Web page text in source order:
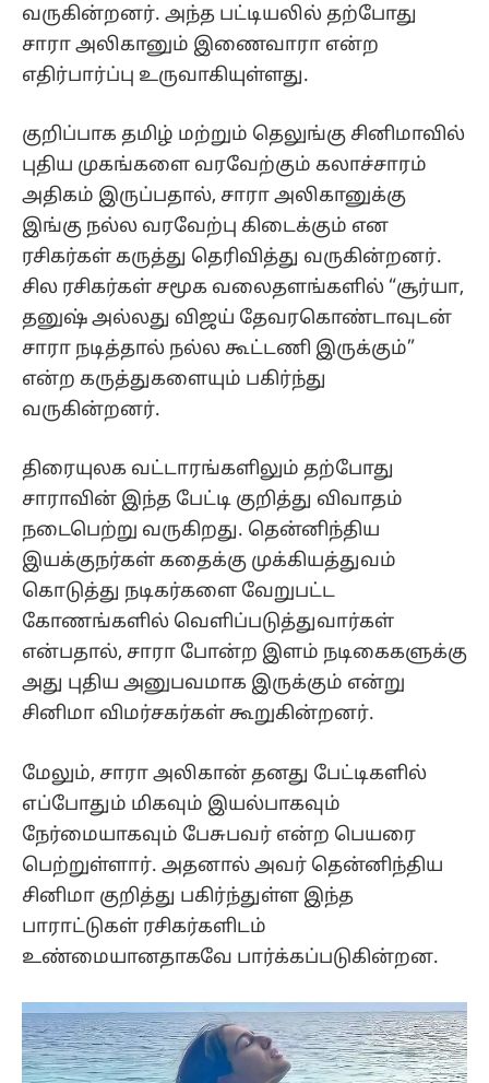
வருகின்றனர். அந்த பட்டியலில் தற்போது
சாரா அலிகானும் இணைவாரா என்ற
எதிர்பார்ப்பு உருவாகியுள்ளது.
குறிப்பாக தமிழ் மற்றும் தெலுங்கு சினிமாவில்
புதிய முகங்களை வரவேற்கும் கலாச்சாரம்
அதிகம் இருப்பதால், சாரா அலிகானுக்கு
இங்கு நல்ல வரவேற்பு கிடைக்கும் என
ரசிகர்கள் கருத்து தெரிவித்து வருகின்றனர்.
சில ரசிகர்கள் சமூக வலைதளங்களில் “சூர்யா,
தனுஷ் அல்லது விஜய் தேவரகொண்டாவுடன்
சாரா நடித்தால் நல்ல கூட்டணி இருக்கும்”
என்ற கருத்துகளையும் பகிர்ந்து
வருகின்றனர்.
திரையுலக வட்டாரங்களிலும் தற்போது
சாராவின் இந்த பேட்டி குறித்து விவாதம்
நடைபெற்று வருகிறது. தென்னிந்திய
இயக்குநர்கள் கதைக்கு முக்கியத்துவம்
கொடுத்து நடிகர்களை வேறுபட்ட
கோணங்களில் வெளிப்படுத்துவார்கள்
என்பதால், சாரா போன்ற இளம் நடிகைகளுக்கு
அது புதிய அனுபவமாக இருக்கும் என்று
சினிமா விமர்சகர்கள் கூறுகின்றனர்.
மேலும், சாரா அலிகான் தனது பேட்டிகளில்
எப்போதும் மிகவும் இயல்பாகவும்
நேர்மையாகவும் பேசுபவர் என்ற பெயரை
பெற்றுள்ளார். அதனால் அவர் தென்னிந்திய
சினிமா குறித்து பகிர்ந்துள்ள இந்த
பாராட்டுகள் ரசிகர்களிடம்
உண்மையானதாகவே பார்க்கப்படுகின்றன.